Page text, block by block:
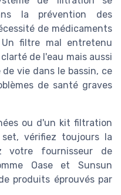
la prévention des
de médicaments
filtre mal entretenu
de l'eau mais aussi
vie dans le bassin, ce
de santé graves
ou d'un kit filtration
vérifiez toujours la
votre fournisseur de
Oase et Sunsun
produits éprouvés par